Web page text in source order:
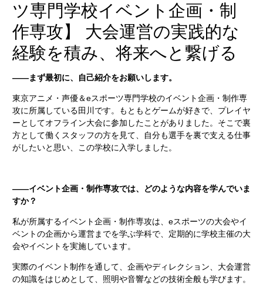
ツ専門学校イベント企画・制
作専攻】 大会運営の実践的な
経験を積み、将来へと繋げる
――まず最初に、自己紹介をお願いします。
東京アニメ・声優＆eスポーツ専門学校のイベント企画・制作専
攻に所属している田川です。もともとゲームが好きで、プレイヤ
ーとしてオフライン大会に参加したことがありました。そこで裏
方として働くスタッフの方を見て、自分も選手を裏で支える仕事
がしたいと思い、この学校に入学しました。
――イベント企画・制作専攻では、どのような内容を学んでいま
すか？
私が所属するイベント企画・制作専攻は、eスポーツの大会やイ
ベントの企画から運営までを学ぶ学科で、定期的に学校主催の大
会やイベントを実施しています。
実際のイベント制作を通して、企画やディレクション、大会運営
の知識をはじめとして、照明や音響などの技術全般も学びます。